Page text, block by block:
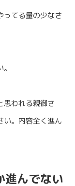
ってる量の少なさ
思われる親御さ
い。内容全く進ん
進んでない